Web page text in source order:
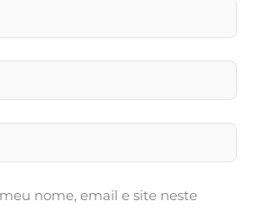
nome, email e site neste